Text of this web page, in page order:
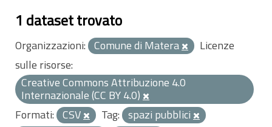
1 dataset trovato
Organizzazioni: Comune di Matera
Licenze
sulle risorse:
Creative Commons Attribuzione 4.0
Internazionale (CC BY 4.0)
Formati: CSV Tag: spazi pubblici